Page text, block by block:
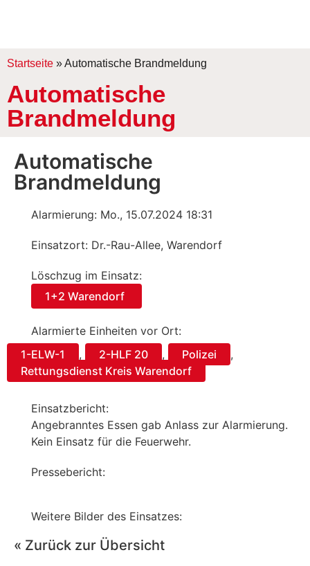
Startseite »Automatische Brandmeldung
Automatische
Brandmeldung
Automatische
Brandmeldung
Alarmierung: Mo., 15.07.2024 18:31
Einsatzort: Dr.-Rau-Allee, Warendorf
Löschzug im Einsatz:
1+2 Warendorf
Alarmierte Einheiten vor Ort:
1-ELW-1
, 2-HLF 20 , Polizei
,
Rettungsdienst Kreis Warendorf
Einsatzbericht:
Angebranntes Essen gab Anlass zur Alarmierung.
Kein Einsatz für die Feuerwehr.
Pressebericht:
Weitere Bilder des Einsatzes:
« Zurück zur Übersicht